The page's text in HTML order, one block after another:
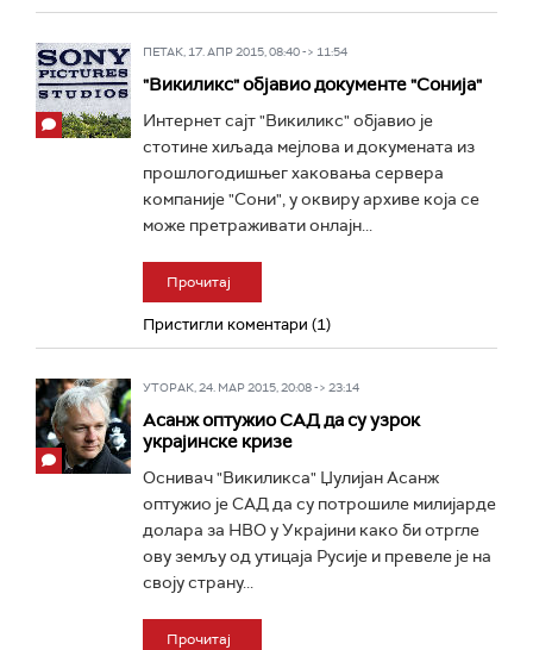
ПЕТАК, 17. АПР 2015, 08:40 -> 11:54
"Викиликс" објавио документе "Сонија"
Интернет сајт "Викиликс" објавио је
стотине хиљада мејлова и докумената из
прошлогодишњег хаковања сервера
компаније "Сони", у оквиру архиве која се
може претраживати онлајн...
Прочитај
Пристигли коментари (1)
УТОРАК, 24. МАР 2015, 20:08 -> 23:14
Асанж оптужио САД да су узрок
украјинске кризе
Оснивач "Викиликса" Џулијан Асанж
оптужио је САД да су потрошиле милијарде
долара за НВО у Украјини како би отргле
ову земљу од утицаја Русије и превеле је на
своју страну...
Прочитај